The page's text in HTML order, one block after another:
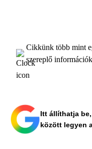
Cikkünk több mint
szereplő
Itt állíthatja
között legyen